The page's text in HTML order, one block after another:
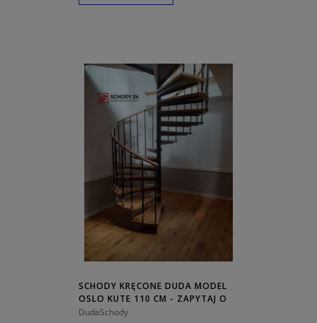
SCHODY KRĘCONE DUDA MODEL
OSLO KUTE 110 CM - ZAPYTAJ O
CENĘ!
DudaSchody